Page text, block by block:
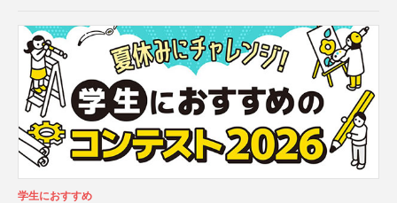
学生におすすめ